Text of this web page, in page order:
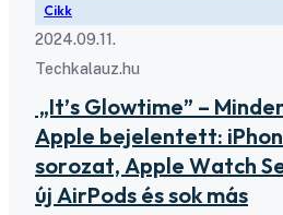
Cikk
2024.09.11.
Techkalauz.hu
„It’s Glowtime” –
Apple bejelentett:
sorozat, Apple Watch
új AirPods és sok más